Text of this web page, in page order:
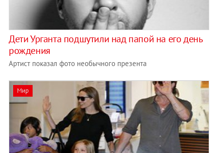
Дети Урганта подшутили над папой на его день
рождения
Артист показал фото необычного презента
Мир